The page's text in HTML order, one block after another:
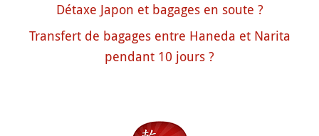
Détaxe Japon et bagages en soute ?
Transfert de bagages entre Haneda et Narita
pendant 10 jours ?